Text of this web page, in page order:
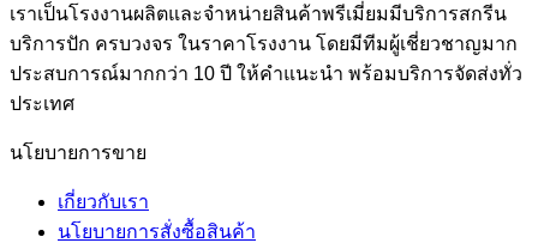
เราเป็นโรงงานผลิตและจำหน่ายสินค้าพรีเมี่ยมมีบริการสกรีน
บริการปัก ครบวงจร ในราคาโรงงาน โดยมีทีมผู้เชี่ยวชาญมาก
ประสบการณ์มากกว่า 10 ปี ให้คำแนะนำ พร้อมบริการจัดส่งทั่ว
ประเทศ
นโยบายการขาย
เกี่ยวกับเรา
นโยบายการสั่งซื้อสินค้า